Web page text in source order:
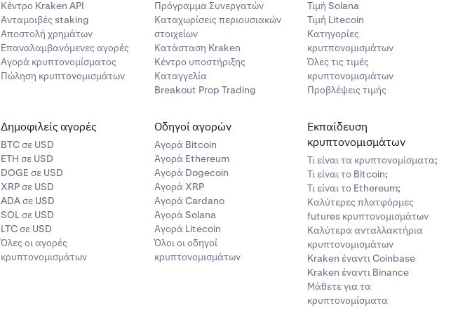
Κέντρο Kraken API
Ανταμοιβές staking
Αποστολή χρημάτων
Επαναλαμβανόμενες αγορές
Αγορά κρυπτονομίσματος
Πώληση κρυπτονομισμάτων
Πρόγραμμα Συνεργατών
Καταχωρίσεις περιουσιακών
στοιχείων
Κατάσταση Kraken
Κέντρο υποστήριξης
Καταγγελία
Breakout Prop Trading
Τιμή Solana
Τιμή Litecoin
Κατηγορίες
κρυτπονομισμάτων
Όλες τις τιμές
κρυπτονομισμάτων
Προβλέψεις τιμής
Δημοφιλείς αγορές
BTC σε USD
ETH σε USD
DOGE σε USD
XRP σε USD
ADA σε USD
SOL σε USD
LTC σε USD
Όλες οι αγορές
κρυπτονομισμάτων
Οδηγοί αγορών
Αγορά Bitcoin
Αγορά Ethereum
Αγορά Dogecoin
Αγορά XRP
Αγορά Cardano
Αγορά Solana
Αγορά Litecoin
Όλοι οι οδηγοί
κρυπτονομισμάτων
Εκπαίδευση
κρυπτονομισμάτων
Τι είναι τα κρυπτονομίσματα;
Τι είναι το Bitcoin;
Τι είναι το Ethereum;
Καλύτερες πλατφόρμες
futures κρυπτονομισμάτων
Καλύτερα ανταλλακτήρια
κρυπτονομισμάτων
Kraken έναντι Coinbase
Kraken έναντι Binance
Μάθετε για τα
κρυπτονομίσματα